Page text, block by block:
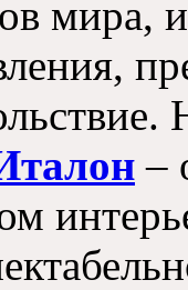
мира,
–